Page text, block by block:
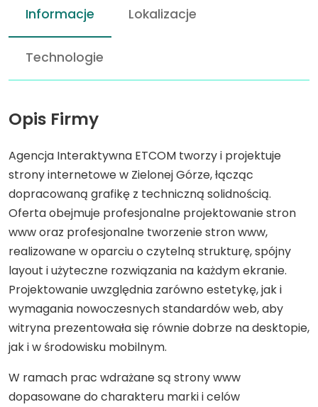
Informacje Lokalizacje
Technologie
Opis Firmy
Agencja Interaktywna ETCOM tworzy i projektuje
strony internetowe w Zielonej Górze, łącząc
dopracowaną grafikę z techniczną solidnością.
Oferta obejmuje profesjonalne projektowanie stron
www oraz profesjonalne tworzenie stron www,
realizowane w oparciu o czytelną strukturę, spójny
layout i użyteczne rozwiązania na każdym ekranie.
Projektowanie uwzględnia zarówno estetykę, jak i
wymagania nowoczesnych standardów web, aby
witryna prezentowała się równie dobrze na desktopie,
jak i w środowisku mobilnym.
W ramach prac wdrażane są strony www
dopasowane do charakteru marki i celów